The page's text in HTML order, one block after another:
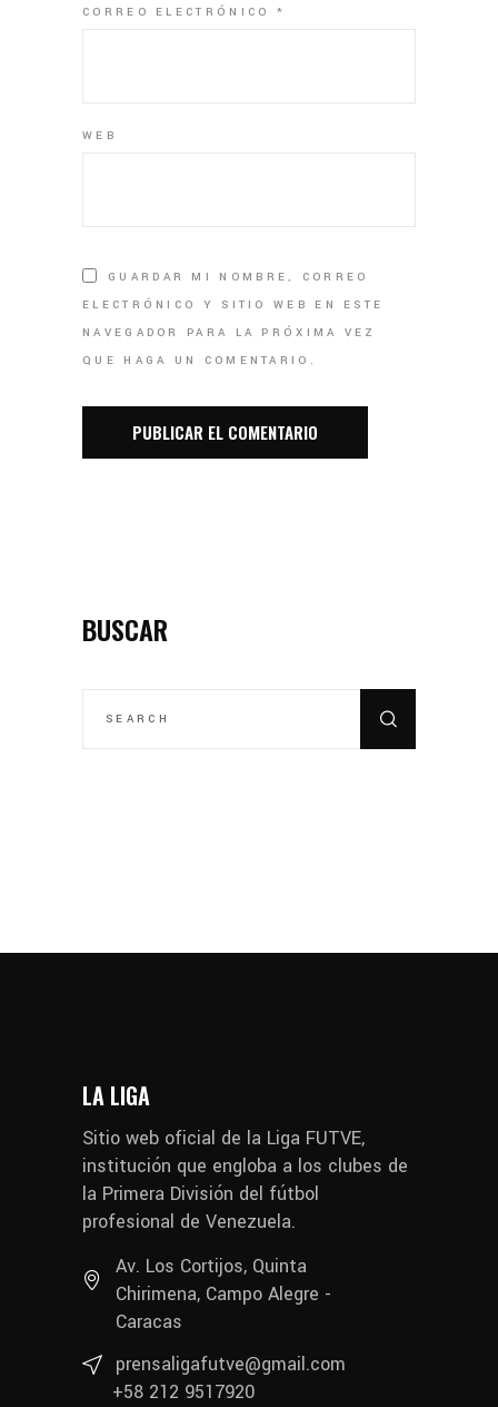
CORREO ELECTRÓNICO *
WEB
GUARDAR MI NOMBRE, CORREO
ELECTRÓNICO Y SITIO WEB EN ESTE
NAVEGADOR PARA LA PRÓXIMA VEZ
QUE HAGA UN COMENTARIO.
BUSCAR
LA LIGA
Sitio web oficial de la Liga FUTVE,
institución que engloba a los clubes de
la Primera División del fútbol
profesional de Venezuela.
Av. Los Cortijos, Quinta
Chirimena, Campo Alegre -
Caracas
prensaligafutve@gmail.com
+58 212 9517920